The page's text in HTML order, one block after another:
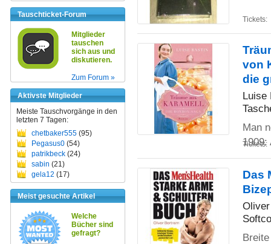
Tauschticket-Forum
Mitglieder
tauschen
sich aus und
diskutieren.
Zum Forum »
Aktivste Mitglieder
Meiste Tauschvorgänge in den
letzten 7 Tagen:
chetbaker555 (95)
Pegasus0 (54)
patrikbeck (24)
sabin (21)
gela12 (17)
Meist gesuchte Artikel
Welche
Bücher sind
gefragt?
Tickets:
von
die
Luise
Man
Tickets:
Das